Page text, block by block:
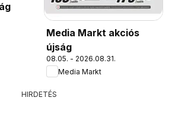
Media Markt akciós
újság
08.05. - 2026.08.31.
Media Markt
HIRDETÉS